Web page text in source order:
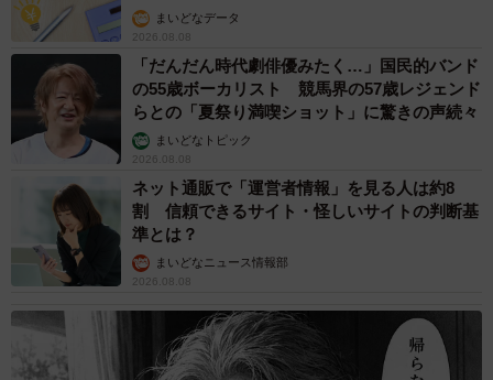
まいどなデータ
2026.08.08
「だんだん時代劇俳優みたく…」国民的バンド
の55歳ボーカリスト 競馬界の57歳レジェンド
らとの「夏祭り満喫ショット」に驚きの声続々
まいどなトピック
2026.08.08
ネット通販で「運営者情報」を見る人は約8
割 信頼できるサイト・怪しいサイトの判断基
準とは？
まいどなニュース情報部
2026.08.08